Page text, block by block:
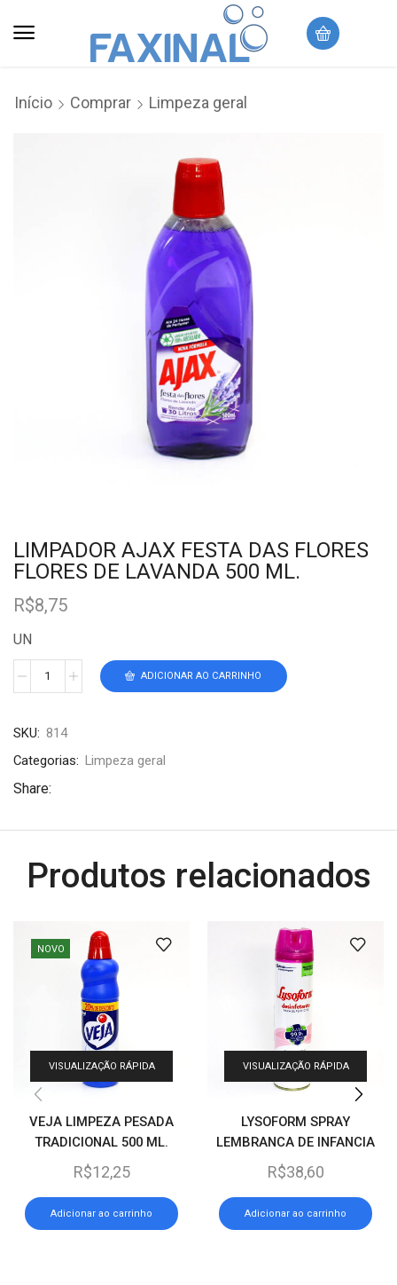
Início Comprar Limpeza geral
LIMPADOR AJAX FESTA DAS FLORES
FLORES DE LAVANDA 500 ML.
R$8,75
UN
ADICIONAR AO CARRINHO
SKU: 814
Categorias: Limpeza geral
Share:
Produtos relacionados
NOVO
VISUALIZAÇÃO RÁPIDA
VEJA LIMPEZA PESADA
TRADICIONAL 500 ML.
R$12,25
Adicionar ao carrinho
VISUALIZAÇÃO RÁPIDA
LYSOFORM SPRAY
LEMBRANCA DE INFANCIA
360 ML.
R$38,60
Adicionar ao carrinho